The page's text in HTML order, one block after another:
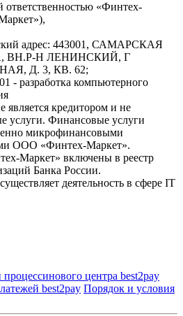
«Финтех-
адрес: 443001, САМАРСКАЯ
ВН.Р-Н ЛЕНИНСКИЙ, Г
Д. 3, КВ. 62;
- разработка компьютерного
кредитором и не
услуги. Финансовые услуги
микрофинансовыми
ООО «Финтех-Маркет».
Маркет» включены в реестр
Банка России.
деятельность в сфере IT
центра best2pay
best2pay Порядок и условия